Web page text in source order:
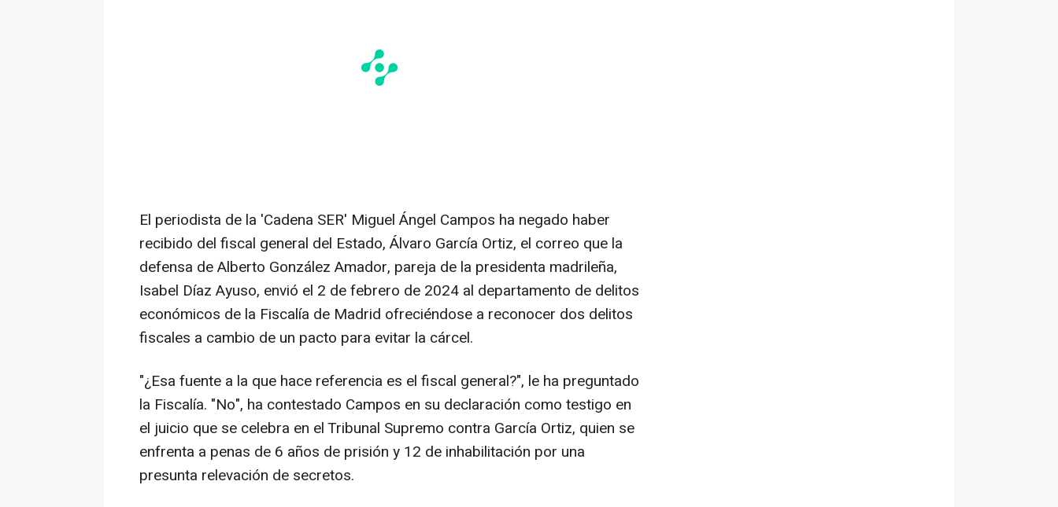
El periodista de la 'Cadena SER' Miguel Ángel Campos ha negado haber
recibido del fiscal general del Estado, Álvaro García Ortiz, el correo que la
defensa de Alberto González Amador, pareja de la presidenta madrileña,
Isabel Díaz Ayuso, envió el 2 de febrero de 2024 al departamento de delitos
económicos de la Fiscalía de Madrid ofreciéndose a reconocer dos delitos
fiscales a cambio de un pacto para evitar la cárcel.
"¿Esa fuente a la que hace referencia es el fiscal general?", le ha preguntado
la Fiscalía. "No", ha contestado Campos en su declaración como testigo en
el juicio que se celebra en el Tribunal Supremo contra García Ortiz, quien se
enfrenta a penas de 6 años de prisión y 12 de inhabilitación por una
presunta relevación de secretos.